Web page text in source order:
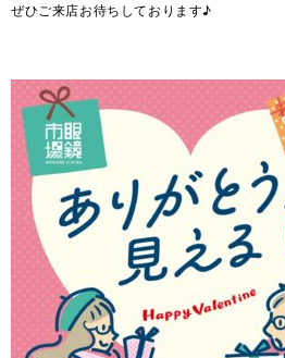
ぜひご来店お待ちしております♪